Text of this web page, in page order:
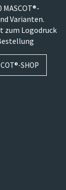
MASCOT®-
Varianten.
zum Logodruck
SHOP